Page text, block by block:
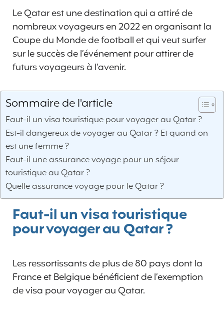
Le Qatar est une destination qui a attiré de
nombreux voyageurs en 2022 en organisant la
Coupe du Monde de football et qui veut surfer
sur le succès de l’événement pour attirer de
futurs voyageurs à l’avenir.
Sommaire de l'article
Faut-il un visa touristique pour voyager au Qatar ?
Est-il dangereux de voyager au Qatar ? Et quand on
est une femme ?
Faut-il une assurance voyage pour un séjour
touristique au Qatar ?
Quelle assurance voyage pour le Qatar ?
Faut-il un visa touristique
pour voyager au Qatar ?
Les ressortissants de plus de 80 pays dont la
France et Belgique bénéficient de l’exemption
de visa pour voyager au Qatar.